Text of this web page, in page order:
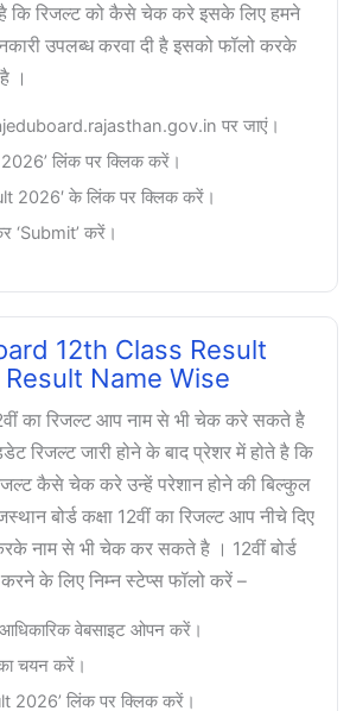
कि रिजल्ट को कैसे चेक करे इसके लिए हमने
उपलब्ध करवा दी है इसको फॉलो करके
।
पर जाएं।
2026’ लिंक पर क्लिक करें।
2026′ के लिंक पर क्लिक करें।
‘Submit’ करें।
12th Class Result
Name Wise
का रिजल्ट आप नाम से भी चेक करे सकते है
रिजल्ट जारी होने के बाद प्रेशर में होते है कि
कैसे चेक करे उन्हें परेशान होने की बिल्कुल
बोर्ड कक्षा 12वीं का रिजल्ट आप नीचे दिए
नाम से भी चेक कर सकते है । 12वीं बोर्ड
के लिए निम्न स्टेप्स फॉलो करें –
वेबसाइट ओपन करें।
चयन करें।
2026’ लिंक पर क्लिक करें।